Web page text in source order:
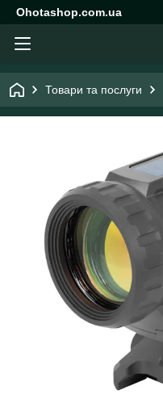
Ohotashop.com.ua
Товари та послуги